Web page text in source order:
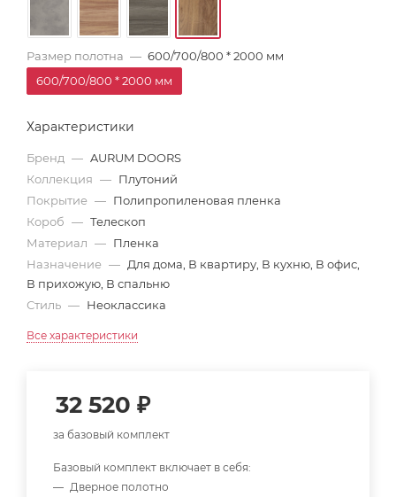
Размер полотна — 600/700/800 * 2000 мм
600/700/800 * 2000 мм
Характеристики
Бренд — AURUM DOORS
Коллекция — Плутоний
Покрытие — Полипропиленовая пленка
Короб — Телескоп
Материал — Пленка
Назначение — Для дома, В квартиру, В кухню, В офис,
В прихожую, В спальню
Стиль — Неоклассика
Все характеристики
32 520 ₽
за базовый комплект
Базовый комплект включает в себя:
Дверное полотно